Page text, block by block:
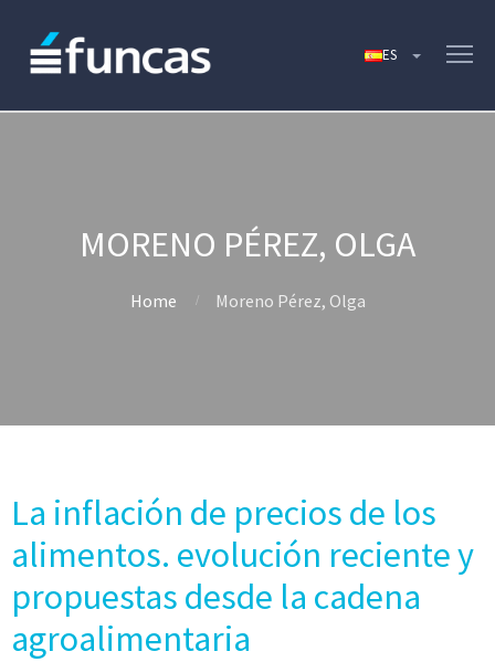
MORENO PÉREZ, OLGA
Home Moreno Pérez, Olga
La inflación de precios de los
alimentos. evolución reciente y
propuestas desde la cadena
agroalimentaria